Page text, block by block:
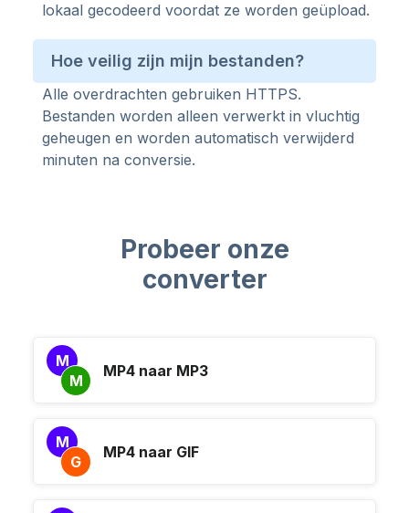
lokaal gecodeerd voordat ze worden geüpload.
Hoe veilig zijn mijn bestanden?
Alle overdrachten gebruiken HTTPS.
Bestanden worden alleen verwerkt in vluchtig
geheugen en worden automatisch verwijderd
minuten na conversie.
Probeer onze
converter
M
M
MP4 naar MP3
M
G
MP4 naar GIF